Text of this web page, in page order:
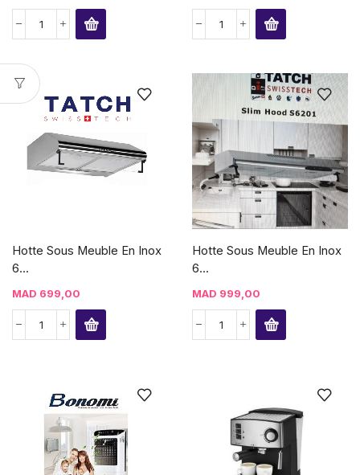
Hotte Sous Meuble En Inox
6...
MAD 699,00
Hotte Sous Meuble En Inox
6...
MAD 999,00